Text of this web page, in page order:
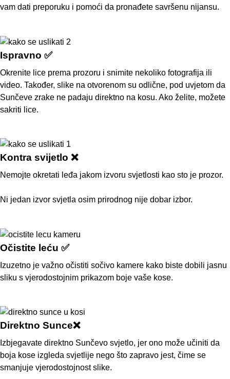
vam dati preporuku i pomoći da pronađete savršenu nijansu.
Ispravno ✅
Okrenite lice prema prozoru i snimite nekoliko fotografija ili
video. Također, slike na otvorenom su odlične, pod uvjetom da
Sunčeve zrake ne padaju direktno na kosu. Ako želite, možete
sakriti lice.
Kontra svijetlo ❌
Nemojte okretati leđa jakom izvoru svjetlosti kao sto je prozor.
Ni jedan izvor svjetla osim prirodnog nije dobar izbor.
Očistite leću ✅
Izuzetno je važno očistiti sočivo kamere kako biste dobili jasnu
sliku s vjerodostojnim prikazom boje vaše kose.
Direktno Sunce❌
Izbjegavate direktno Sunčevo svjetlo, jer ono može učiniti da
boja kose izgleda svjetlije nego što zapravo jest, čime se
smanjuje vjerodostojnost slike.